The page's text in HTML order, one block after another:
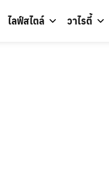
ไลฟ์สไตล์ วาไรตี้